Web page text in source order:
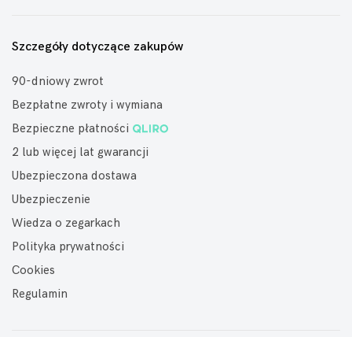
Szczegóły dotyczące zakupów
90-dniowy zwrot
Bezpłatne zwroty i wymiana
Bezpieczne płatności
2 lub więcej lat gwarancji
Ubezpieczona dostawa
Ubezpieczenie
Wiedza o zegarkach
Polityka prywatności
Cookies
Regulamin